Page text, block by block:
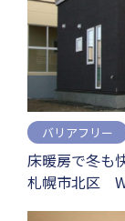
バリアフリー
床暖房で冬も
札幌市北区